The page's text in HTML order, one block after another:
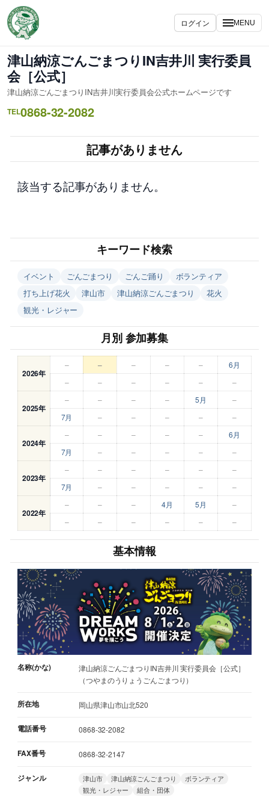
容
を
ス
キ
ッ
プ
ログイン MENU
津山納涼ごんごまつりIN吉井川 実行委員
会［公式］
津山納涼ごんごまつりIN吉井川実行委員会公式ホームページです
TEL0868-32-2082
記事がありません
該当する記事がありません。
キーワード検索
イベント ごんごまつり ごんご踊り
ボランティア
打ち上げ花火
津山市 津山納涼ごんごまつり
花火
観光・レジャー
月別 参加募集
2026年
– – – – –
6月
–
– – – – –
2025年
– – – – 5月
–
7月
– – – – –
2024年
– – – – –
6月
7月
– – – – –
2023年
– – – – –
–
7月
– – – – –
2022年
– – – 4月 5月
–
–
– – – – –
基本情報
名称(かな)
津山納涼ごんごまつりIN吉井川 実行委員会［公式］
（つやまのうりょうごんごまつり）
所在地 岡山県津山市山北520
電話番号 0868-32-2082
FAX番号 0868-32-2147
ジャンル 津山市 津山納涼ごんごまつり
ボランティア
観光・レジャー
組合・団体